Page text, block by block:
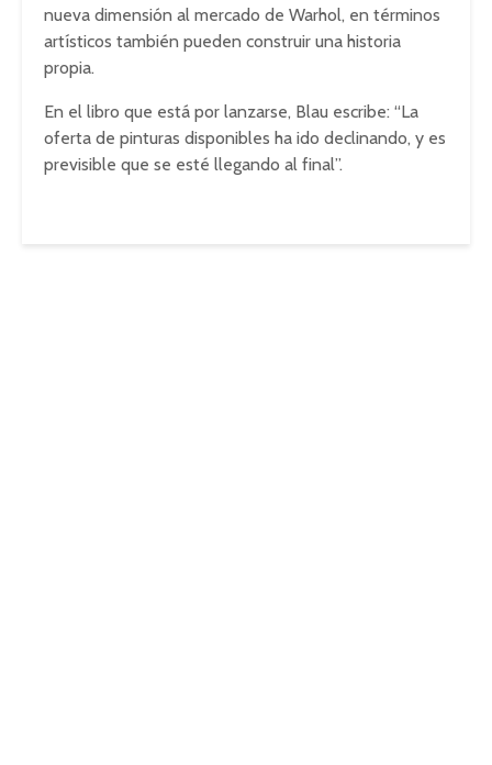
nueva dimensión al mercado de Warhol, en términos
artísticos también pueden construir una historia
propia.
En el libro que está por lanzarse, Blau escribe: “La
oferta de pinturas disponibles ha ido declinando, y es
previsible que se esté llegando al final”.